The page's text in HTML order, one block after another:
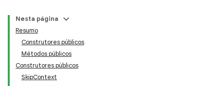
Nesta página
Resumo
Construtores públicos
Métodos públicos
Construtores públicos
SkipContext